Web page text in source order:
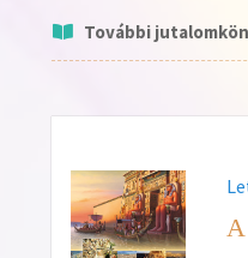
További
A